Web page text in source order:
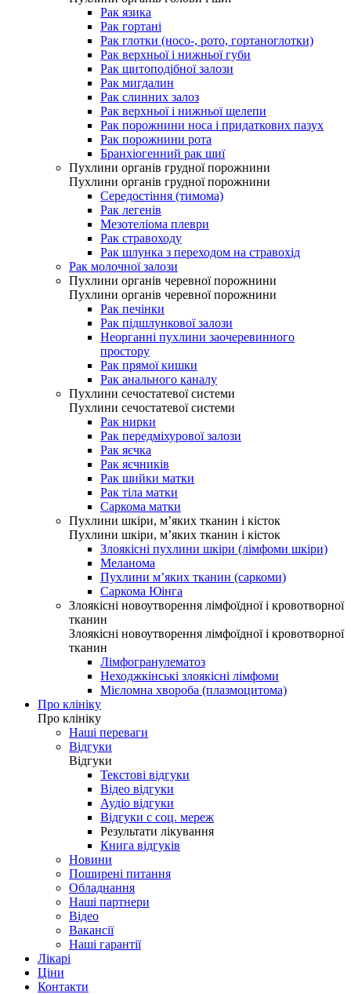
Рак язика
Рак гортані
Рак глотки (носо-, рото, гортаноглотки)
Рак верхньої і нижньої губи
Рак щитоподібної залози
Рак мигдалин
Рак слинних залоз
Рак верхньої і нижньої щелепи
Рак порожнини носа і придаткових пазух
Рак порожнини рота
Бранхіогенний рак шиї
Пухлини органів грудної порожнини
Пухлини органів грудної порожнини
Середостіння (тимома)
Рак легенів
Мезотеліома плеври
Рак стравоходу
Рак шлунка з переходом на стравохід
Рак молочної залози
Пухлини органів черевної порожнини
Пухлини органів черевної порожнини
Рак печінки
Рак підшлункової залози
Неорганні пухлини заочеревинного
простору
Рак прямої кишки
Рак анального каналу
Пухлини сечостатевої системи
Пухлини сечостатевої системи
Рак нирки
Рак передміхурової залози
Рак яєчка
Рак яєчників
Рак шийки матки
Рак тіла матки
Саркома матки
Пухлини шкіри, м’яких тканин і кісток
Пухлини шкіри, м’яких тканин і кісток
Злоякісні пухлини шкіри (лімфоми шкіри)
Меланома
Пухлини м’яких тканин (саркоми)
Саркома Юінга
Злоякісні новоутворення лімфоїдної і кровотворної
тканин
Злоякісні новоутворення лімфоїдної і кровотворної
тканин
Лімфогранулематоз
Неходжкінські злоякісні лімфоми
Мієломна хвороба (плазмоцитома)
Про клініку
Про клініку
Наші переваги
Відгуки
Відгуки
Текстові відгуки
Відео відгуки
Аудіо відгуки
Відгуки с соц. мереж
Результати лікування
Книга відгуків
Новини
Поширені питання
Обладнання
Наші партнери
Відео
Вакансії
Наші гарантії
Лікарі
Ціни
Контакти